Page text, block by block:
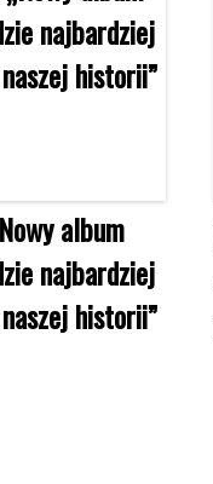
album
najbardziej
historii”